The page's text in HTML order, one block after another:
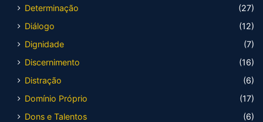
Determinação
(27)
Diálogo
(12)
Dignidade
(7)
Discernimento
(16)
Distração
(6)
Domínio Próprio
(17)
Dons e Talentos
(6)